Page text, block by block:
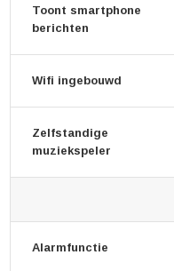
Toont smartphone
berichten
Wifi ingebouwd
Zelfstandige
muziekspeler
Alarmfunctie